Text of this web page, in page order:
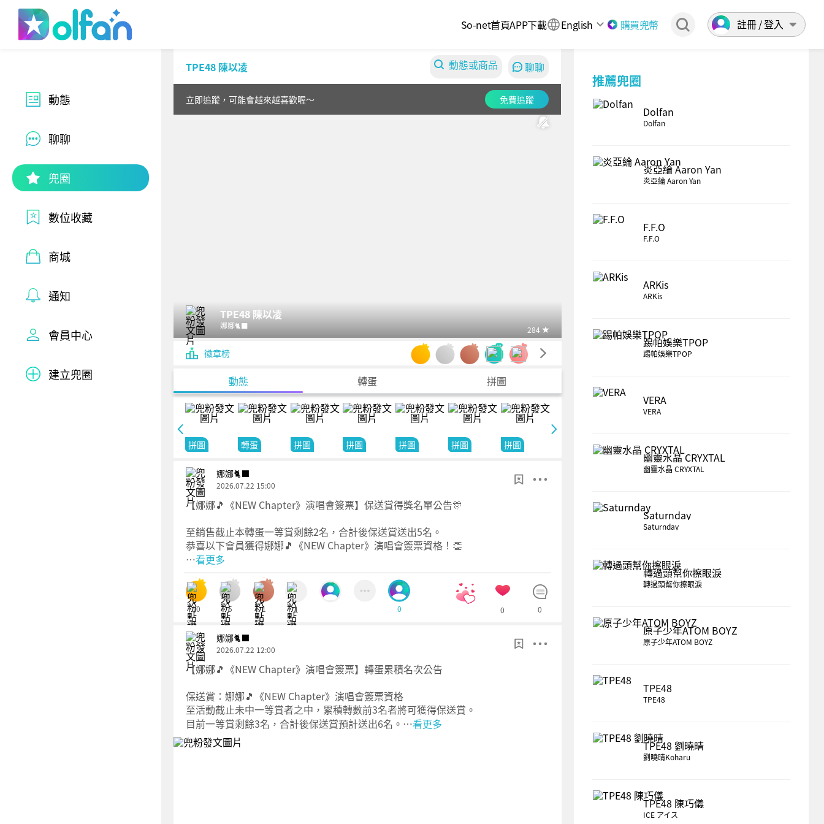
Dolfan So-net首頁APP下載 English 購買兜幣 註冊 / 登入
動態
聊聊
兜圈
數位收藏
商城
通知
會員中心
建立兜圈
TPE48 陳以凌 動態或商品 聊聊
立即追蹤，可能會越來越喜歡喔～ 免費追蹤
TPE48 陳以凌
娜娜🐈‍⬛ 284
徽章榜
動態 轉蛋 拼圖
拼圖 轉蛋 拼圖 拼圖 拼圖 拼圖 拼圖 拼圖 拼圖
娜娜🐈‍⬛
2026.07.22 15:00
【娜娜🎵《NEW Chapter》演唱會簽票】保送賞得獎名單公告🎊
至銷售截止本轉蛋一等賞剩餘2名，合計後保送賞送出5名。
恭喜以下會員獲得娜娜🎵《NEW Chapter》演唱會簽票資格！👏
…看更多
10 5 1 1 0 0 0
娜娜🐈‍⬛
2026.07.22 12:00
【娜娜🎵《NEW Chapter》演唱會簽票】轉蛋累積名次公告
保送賞：娜娜🎵《NEW Chapter》演唱會簽票資格
至活動截止未中一等賞者之中，累積轉數前3名者將可獲得保送賞。
目前一等賞剩餘3名，合計後保送賞預計送出6名。…看更多
推薦兜圈
Dolfan
Dolfan
炎亞綸 Aaron Yan
炎亞綸 Aaron Yan
F.F.O
F.F.O
ARKis
ARKis
踢帕娛樂TPOP
踢帕娛樂TPOP
VERA
VERA
幽靈水晶 CRYXTAL
幽靈水晶 CRYXTAL
Saturnday
Saturnday
轉過頭幫你擦眼淚
轉過頭幫你擦眼淚
原子少年ATOM BOYZ
原子少年ATOM BOYZ
TPE48
TPE48
TPE48 劉曉晴
劉曉晴Koharu
TPE48 陳巧儀
ICE アイス